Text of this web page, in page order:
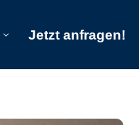
Jetzt anfragen!